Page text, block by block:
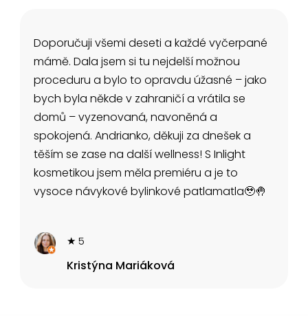
Doporučuji všemi deseti a každé vyčerpané
mámě. Dala jsem si tu nejdelší možnou
proceduru a bylo to opravdu úžasné – jako
bych byla někde v zahraničí a vrátila se
domů – vyzenovaná, navoněná a
spokojená. Andrianko, děkuji za dnešek a
těším se zase na další wellness! S Inlight
kosmetikou jsem měla premiéru a je to
vysoce návykové bylinkové patlamatla🥹🤚
★ 5
Kristýna Mariáková